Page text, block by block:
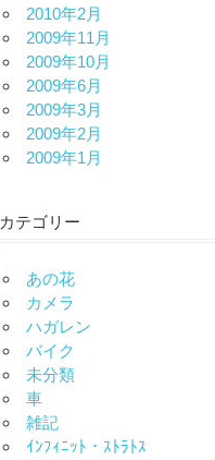
2010年2月
2009年11月
2009年10月
2009年6月
2009年3月
2009年2月
2009年1月
カテゴリー
あの花
カメラ
ハガレン
バイク
未分類
車
雑記
ｲﾝﾌｨﾆｯﾄ・ｽﾄﾗﾄｽ